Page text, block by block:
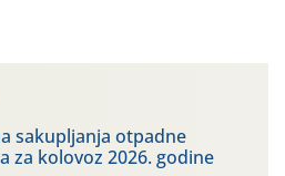
sakupljanja otpadne
za kolovoz 2026. godine